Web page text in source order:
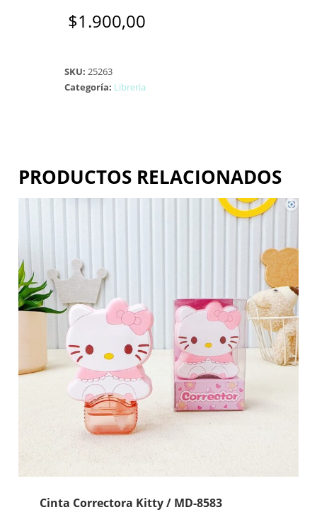
$1.900,00
SKU:25263
Categoría: Libreria
PRODUCTOS RELACIONADOS
Cinta Correctora Kitty / MD-8583